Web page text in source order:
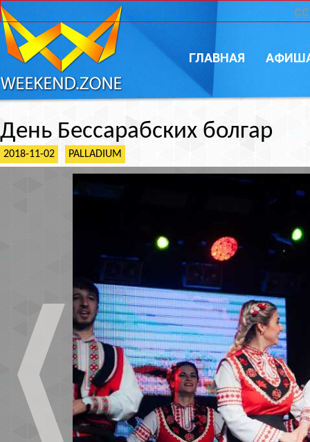
ГЛАВНАЯ
День Бессарабских болгар
2018-11-02 PALLADIUM